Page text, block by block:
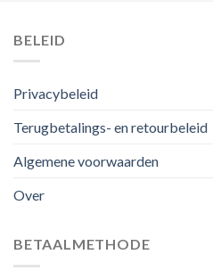
BELEID
Privacybeleid
Terugbetalings- en retourbeleid
Algemene voorwaarden
Over
BETAALMETHODE